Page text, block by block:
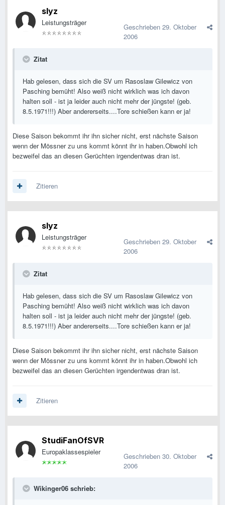
slyz
Leistungsträger Geschrieben 29. Oktober
2006
Zitat
Hab gelesen, dass sich die SV um Rasoslaw Gilewicz von
Pasching bemüht! Also weiß nicht wirklich was ich davon
halten soll - ist ja leider auch nicht mehr der jüngste! (geb.
8.5.1971!!!) Aber andererseits....Tore schießen kann er ja!
Diese Saison bekommt ihr ihn sicher nicht, erst nächste Saison
wenn der Mössner zu uns kommt könnt ihr in haben.Obwohl ich
bezweifel das an diesen Gerüchten irgendentwas dran ist.
Zitieren
slyz
Leistungsträger Geschrieben 29. Oktober
2006
Zitat
Hab gelesen, dass sich die SV um Rasoslaw Gilewicz von
Pasching bemüht! Also weiß nicht wirklich was ich davon
halten soll - ist ja leider auch nicht mehr der jüngste! (geb.
8.5.1971!!!) Aber andererseits....Tore schießen kann er ja!
Diese Saison bekommt ihr ihn sicher nicht, erst nächste Saison
wenn der Mössner zu uns kommt könnt ihr in haben.Obwohl ich
bezweifel das an diesen Gerüchten irgendentwas dran ist.
Zitieren
StudiFanOfSVR
Europaklassespieler Geschrieben 30. Oktober
2006
Wikinger06 schrieb: